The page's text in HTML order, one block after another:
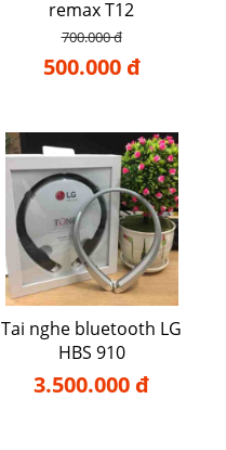
remax T12
700.000 đ
500.000 đ
Tai nghe bluetooth LG
HBS 910
3.500.000 đ